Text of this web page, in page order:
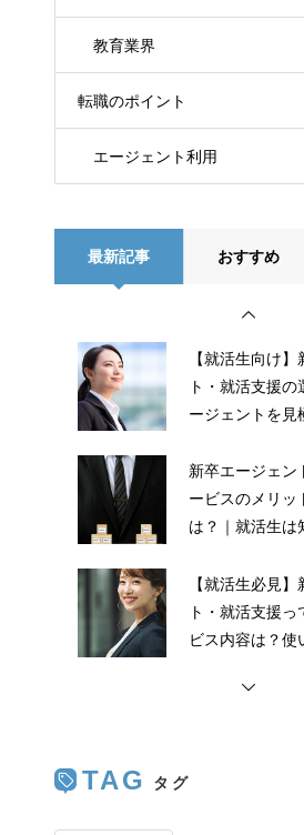
教育業界
転職のポイント
エージェント利用
最新記事 おすすめ
【就活生向け
ト・就活支援
ージェントを見
新卒エージェン
ービスのメリッ
は？｜就活生は
【就活生必見
ト・就活支援
ビス内容は？使
TAG